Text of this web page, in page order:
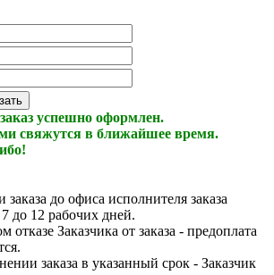
успешно оформлен.
свяжутся в ближайшее время.
заказа до офиса исполнителя заказа
7 до 12 рабочих дней.
отказе Заказчика от заказа - предоплата
заказа в указанный срок - Заказчик